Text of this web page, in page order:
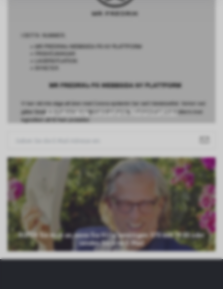
Abonniere unseren Newsletter
RUFEN Sie mich an, wenn Sie Hilfe benötigen: 070 660 59 80 oder
senden Sie eine E-Mail